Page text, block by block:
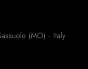
(MO) - Italy